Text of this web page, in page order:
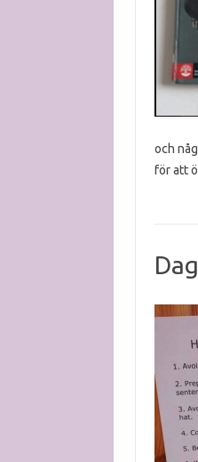
och
för att